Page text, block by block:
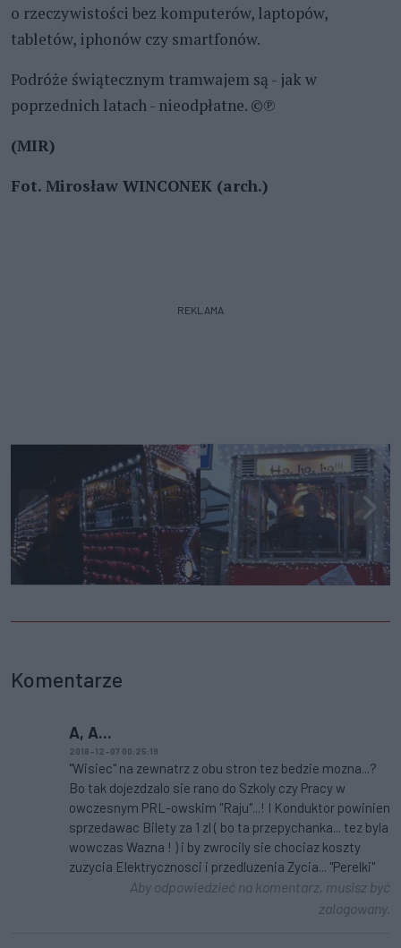
o rzeczywistości bez komputerów, laptopów,
tabletów, iphonów czy smartfonów.
Podróże świątecznym tramwajem są - jak w
poprzednich latach - nieodpłatne. ©℗
(MIR)
Fot. Mirosław WINCONEK (arch.)
REKLAMA
Komentarze
A, A...
2018-12-07 00:25:19
"Wisiec" na zewnatrz z obu stron tez bedzie mozna...?
Bo tak dojezdzalo sie rano do Szkoly czy Pracy w
owczesnym PRL-owskim "Raju"...! I Konduktor powinien
sprzedawac Bilety za 1 zl ( bo ta przepychanka... tez byla
wowczas Wazna ! ) i by zwrocily sie chociaz koszty
zuzycia Elektrycznosci i przedluzenia Zycia... "Perelki"
Aby odpowiedzieć na komentarz, musisz być
zalogowany.